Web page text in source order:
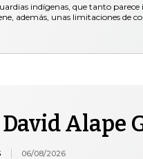
indígenas, que tanto
además, unas limitaciones de
Alape
06/08/2026